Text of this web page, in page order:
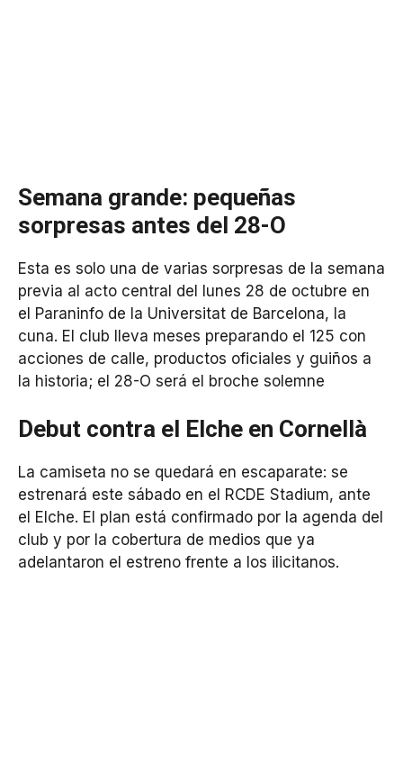
Semana grande: pequeñas
sorpresas antes del 28-O
Esta es solo una de varias sorpresas de la semana
previa al acto central del lunes 28 de octubre en
el Paraninfo de la Universitat de Barcelona, la
cuna. El club lleva meses preparando el 125 con
acciones de calle, productos oficiales y guiños a
la historia; el 28-O será el broche solemne
Debut contra el Elche en Cornellà
La camiseta no se quedará en escaparate: se
estrenará este sábado en el RCDE Stadium, ante
el Elche. El plan está confirmado por la agenda del
club y por la cobertura de medios que ya
adelantaron el estreno frente a los ilicitanos.